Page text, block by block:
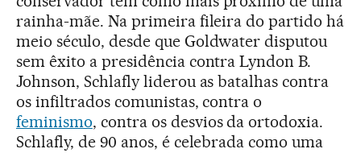
rainha-mãe. Na primeira fileira do partido há
meio século, desde que Goldwater disputou
sem êxito a presidência contra Lyndon B.
Johnson, Schlafly liderou as batalhas contra
os infiltrados comunistas, contra o
feminismo, contra os desvios da ortodoxia.
Schlafly, de 90 anos, é celebrada como uma